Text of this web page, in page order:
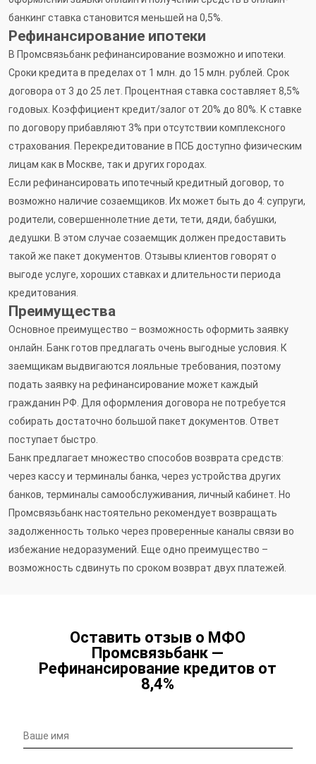
банкинг ставка становится меньшей на 0,5%.
Рефинансирование ипотеки
В Промсвязьбанк рефинансирование возможно и ипотеки.
Сроки кредита в пределах от 1 млн. до 15 млн. рублей. Срок
договора от 3 до 25 лет. Процентная ставка составляет 8,5%
годовых. Коэффициент кредит/залог от 20% до 80%. К ставке
по договору прибавляют 3% при отсутствии комплексного
страхования. Перекредитование в ПСБ доступно физическим
лицам как в Москве, так и других городах.
Если рефинансировать ипотечный кредитный договор, то
возможно наличие созаемщиков. Их может быть до 4: супруги,
родители, совершеннолетние дети, тети, дяди, бабушки,
дедушки. В этом случае созаемщик должен предоставить
такой же пакет документов. Отзывы клиентов говорят о
выгоде услуге, хороших ставках и длительности периода
кредитования.
Преимущества
Основное преимущество – возможность оформить заявку
онлайн. Банк готов предлагать очень выгодные условия. К
заемщикам выдвигаются лояльные требования, поэтому
подать заявку на рефинансирование может каждый
гражданин РФ. Для оформления договора не потребуется
собирать достаточно большой пакет документов. Ответ
поступает быстро.
Банк предлагает множество способов возврата средств:
через кассу и терминалы банка, через устройства других
банков, терминалы самообслуживания, личный кабинет. Но
Промсвязьбанк настоятельно рекомендует возвращать
задолженность только через проверенные каналы связи во
избежание недоразумений. Еще одно преимущество –
возможность сдвинуть по сроком возврат двух платежей.
Оставить отзыв о МФО
Промсвязьбанк —
Рефинансирование кредитов от
8,4%